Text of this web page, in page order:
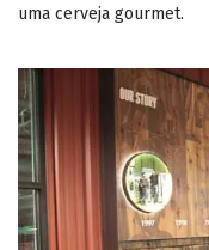
uma cerveja gourmet.